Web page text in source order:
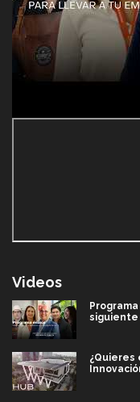
Videos
siguiente
¿Quieres